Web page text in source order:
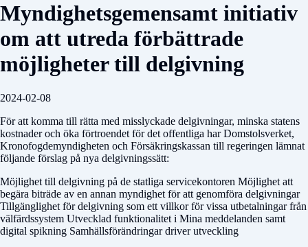
Myndighetsgemensamt initiativ
om att utreda förbättrade
möjligheter till delgivning
2024-02-08
För att komma till rätta med misslyckade delgivningar, minska statens
kostnader och öka förtroendet för det offentliga har Domstolsverket,
Kronofogdemyndigheten och Försäkringskassan till regeringen lämnat
följande förslag på nya delgivningssätt:
Möjlighet till delgivning på de statliga servicekontoren Möjlighet att
begära biträde av en annan myndighet för att genomföra delgivningar
Tillgänglighet för delgivning som ett villkor för vissa utbetalningar från
välfärdssystem Utvecklad funktionalitet i Mina meddelanden samt
digital spikning Samhällsförändringar driver utveckling